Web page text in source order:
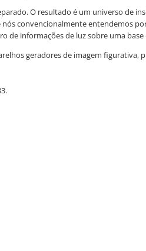
O resultado é um universo de
convencionalmente entendemos
de informações de luz sobre uma
geradores de imagem